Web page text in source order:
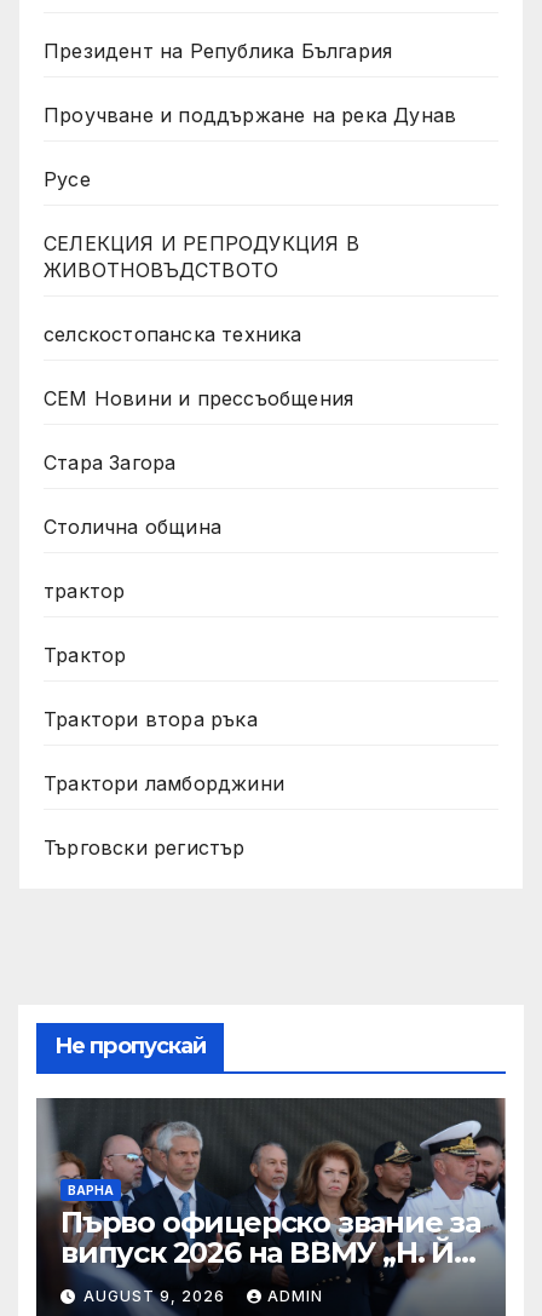
Президент на Република България
Проучване и поддържане на река Дунав
Русе
СЕЛЕКЦИЯ И РЕПРОДУКЦИЯ В
ЖИВОТНОВЪДСТВОТО
селскостопанска техника
СЕМ Новини и прессъобщения
Стара Загора
Столична община
трактор
Трактор
Трактори втора ръка
Трактори ламборджини
Търговски регистър
Не пропускай
ВАРНА
Първо офицерско звание за
випуск 2026 на ВВМУ „Н. Й.
Вапцаров“
AUGUST 9, 2026 ADMIN